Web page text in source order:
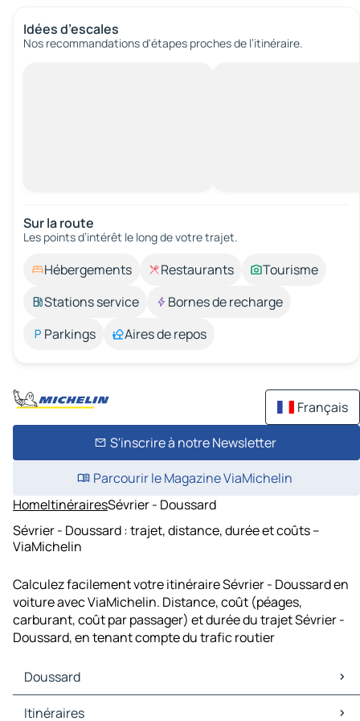
Idées d’escales
Nos recommandations d'étapes proches de l’itinéraire.
Sur la route
Les points d’intérêt le long de votre trajet.
Hébergements Restaurants
Tourisme
Stations service
Bornes de recharge
Parkings
Aires de repos
Français
S'inscrire à notre Newsletter
Parcourir le Magazine ViaMichelin
HomeItinérairesSévrier - Doussard
Sévrier - Doussard : trajet, distance, durée et coûts –
ViaMichelin
Calculez facilement votre itinéraire Sévrier - Doussard en
voiture avec ViaMichelin. Distance, coût (péages,
carburant, coût par passager) et durée du trajet Sévrier -
Doussard, en tenant compte du trafic routier
Doussard
Doussard Cartes et plans
Itinéraires